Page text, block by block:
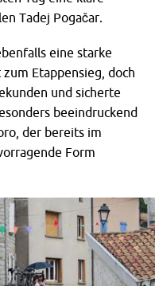
Tadej Pogačar.
eine starke
Etappensieg, doch
und sicherte
beeindruckend
der bereits im
Form